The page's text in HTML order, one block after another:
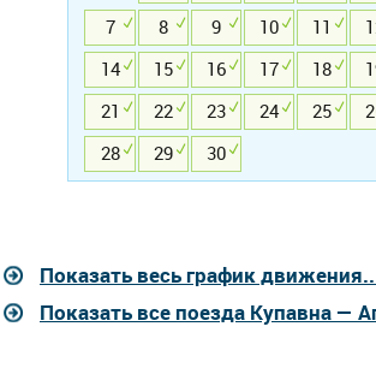
7
8 9 10 11
14
15 16 17 18
21
22 23 24 25
28
29 30
Показать весь график
Показать все поезда Купавна —